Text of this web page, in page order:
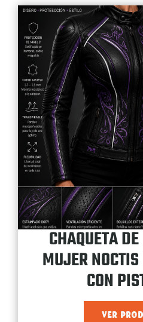
CHAQUETA
MUJER
CON
VER